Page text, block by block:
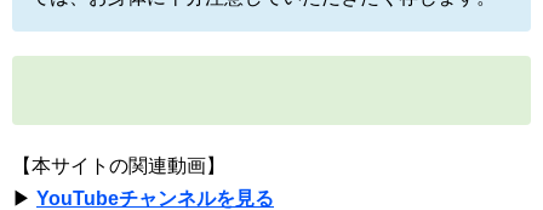
【本サイトの関連動画】
▶ YouTubeチャンネルを見る